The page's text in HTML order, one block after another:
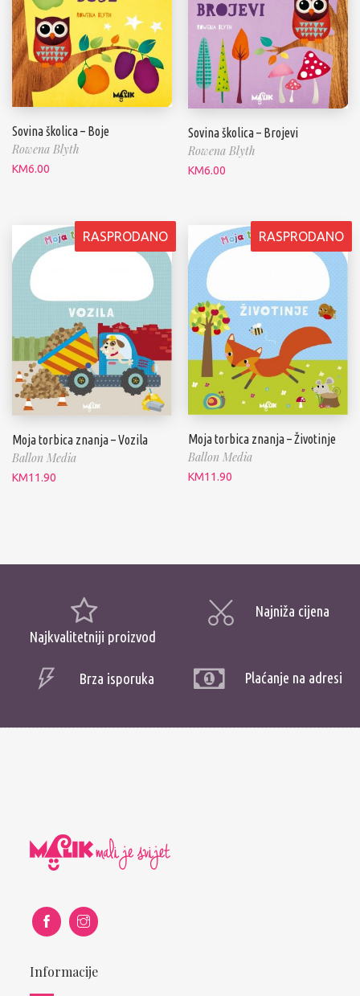
Sovina školica – Boje
Rowena Blyth
KM6.00
Sovina školica – Brojevi
Rowena Blyth
KM6.00
RASPRODANO
Moja torbica znanja – Vozila
Ballon Media
KM11.90
RASPRODANO
Moja torbica znanja – Životinje
Ballon Media
KM11.90
Najkvalitetniji proizvod
Najniža cijena
Brza isporuka Plaćanje na adresi
Informacije